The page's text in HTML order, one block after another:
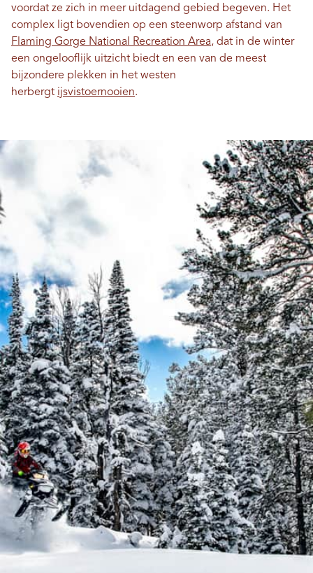
voordat ze zich in meer uitdagend gebied begeven. Het
complex ligt bovendien op een steenworp afstand van
Flaming Gorge National Recreation Area, dat in de winter
een ongelooflijk uitzicht biedt en een van de meest
bijzondere plekken in het westen
herbergt ijsvistoernooien.